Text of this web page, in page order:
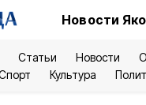
Новости
Статьи Новости
Культура